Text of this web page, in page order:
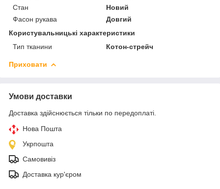
Стан
Новий
Фасон рукава
Довгий
Користувальницькі характеристики
Тип тканини
Котон-стрейч
Приховати
Умови доставки
Доставка здійснюється тільки по передоплаті.
Нова Пошта
Укрпошта
Самовивіз
Доставка кур'єром